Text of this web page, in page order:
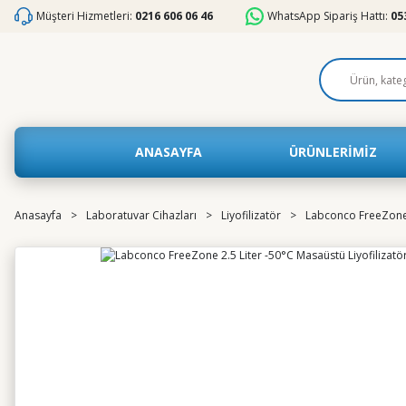
Müşteri Hizmetleri: 0216 606 06 46 WhatsApp Sipariş Hattı:
ANASAYFA ÜRÜNLERİMİZ
Anasayfa Laboratuvar Cihazları Liyofilizatör Labconco